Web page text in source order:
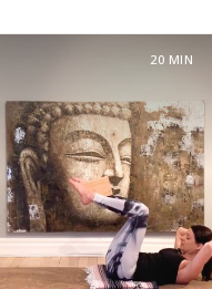
20 MIN